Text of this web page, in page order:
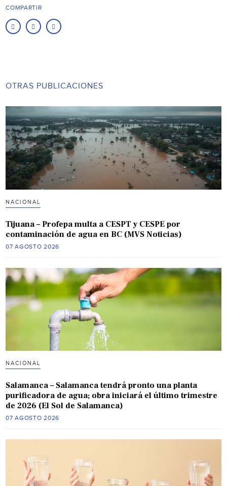
COMPARTIR
OTRAS PUBLICACIONES
NACIONAL
Tijuana – Profepa multa a CESPT y CESPE por
contaminación de agua en BC (MVS Noticias)
07 AGOSTO 2026
NACIONAL
Salamanca – Salamanca tendrá pronto una planta
purificadora de agua; obra iniciará el último trimestre
de 2026 (El Sol de Salamanca)
07 AGOSTO 2026